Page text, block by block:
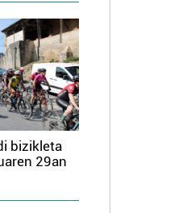
bizikleta
29an